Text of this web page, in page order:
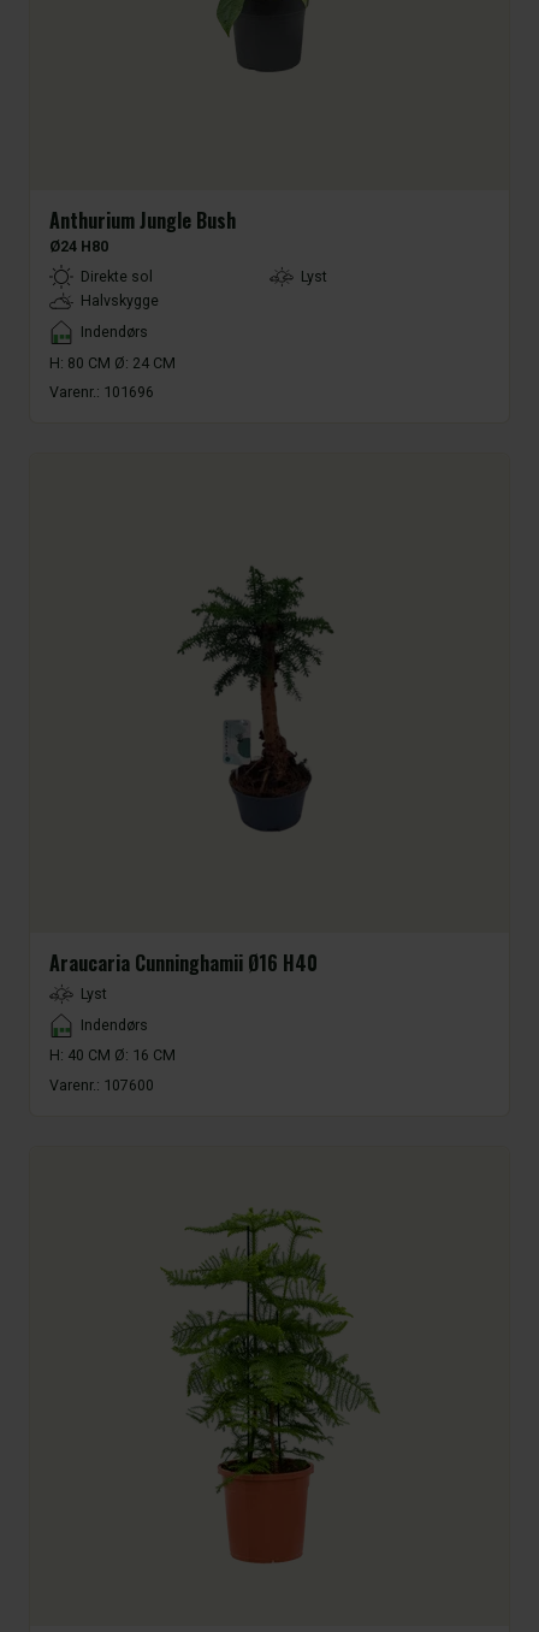
Anthurium Jungle Bush
Ø24 H80
LightTypeDirekte sol
Lyst
Halvskygge
Placement
Indendørs
H: 80 CM Ø: 24 CM
Varenr.: 101696
Araucaria Cunninghamii Ø16 H40
LightType
Lyst
Placement
Indendørs
H: 40 CM Ø: 16 CM
Varenr.: 107600